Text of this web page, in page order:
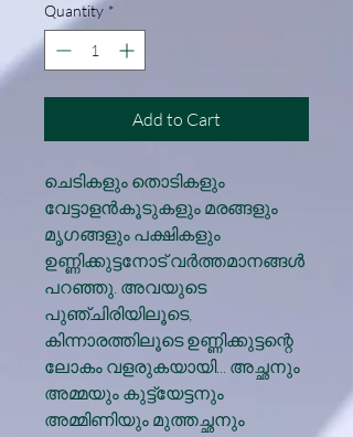
Quantity *
Add to Cart
ചെടികളും തൊടികളും
വേട്ടാളന്‍കൂടുകളും മരങ്ങളും
മൃഗങ്ങളും പക്ഷികളും
ഉണ്ണിക്കുട്ടനോട് വര്‍ത്തമാനങ്ങള്‍
പറഞ്ഞു. അവയുടെ
പുഞ്ചിരിയിലൂടെ,
കിന്നാരത്തിലൂടെ ഉണ്ണിക്കുട്ടന്റെ
ലോകം വളരുകയായി... അച്ഛനും
അമ്മയും കുട്ട്യേട്ടനും
അമ്മിണിയും മുത്തച്ഛനും